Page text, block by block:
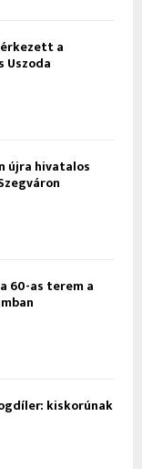
a
Uszoda
újra hivatalos
60-as terem a
kiskorúnak